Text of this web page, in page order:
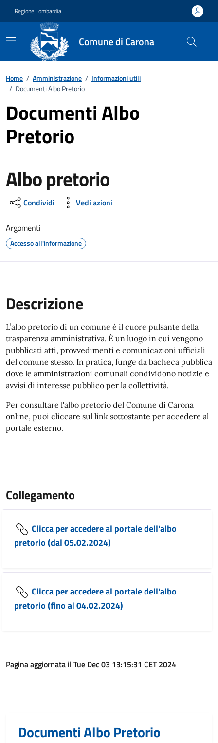
Regione Lombardia
Comune di Carona
Home / Amministrazione / Informazioni utili
/ Documenti Albo Pretorio
Documenti Albo
Pretorio
Albo pretorio
Condividi Vedi azioni
Argomenti
Accesso all'informazione
Descrizione
L’albo pretorio di un comune è il cuore pulsante della
trasparenza amministrativa. È un luogo in cui vengono
pubblicati atti, provvedimenti e comunicazioni ufficiali
del comune stesso. In pratica, funge da bacheca pubblica
dove le amministrazioni comunali condividono notizie e
avvisi di interesse pubblico per la collettività.
Per consultare l'albo pretorio del Comune di Carona
online, puoi cliccare sul link sottostante per accedere al
portale esterno.
Collegamento
Clicca per accedere al portale dell'albo
pretorio (dal 05.02.2024)
Clicca per accedere al portale dell'albo
pretorio (fino al 04.02.2024)
Pagina aggiornata il Tue Dec 03 13:15:31 CET 2024
Documenti Albo Pretorio